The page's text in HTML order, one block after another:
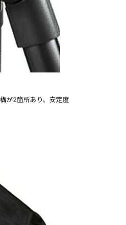
が2箇所あり、安定度